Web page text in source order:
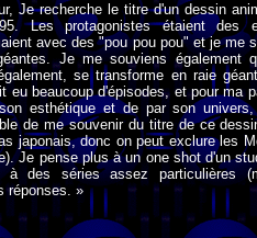
Je recherche le titre d'un dessin
Les protagonistes étaient des
avec des "pou pou pou" et je me
Je me souviens également
se transforme en raie
eu beaucoup d'épisodes, et pour ma
esthétique et de par son
de me souvenir du titre de ce
japonais, donc on peut exclure les
Je pense plus à un one shot d'un
à des séries assez particulières
réponses. »